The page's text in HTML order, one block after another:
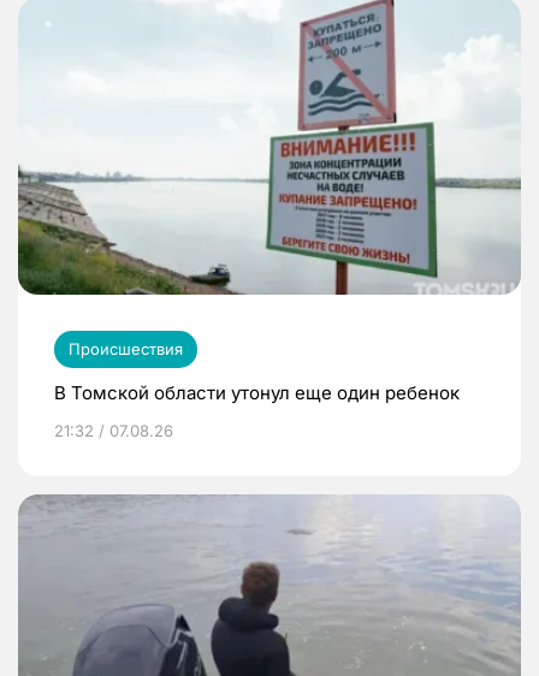
Происшествия
В Томской области утонул еще один ребенок
21:32 / 07.08.26